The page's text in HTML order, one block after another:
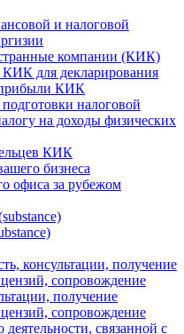
и налоговой
компании (КИК)
для декларирования
прибыли КИК
налоговой
на доходы физических
КИК
бизнеса
офиса за рубежом
консультации, получение
сопровождение
получение
сопровождение
связанной с